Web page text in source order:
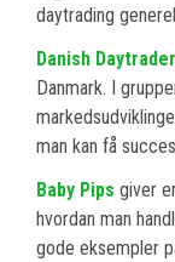
daytrading
Danish
Danmark. I
man kan få
Baby Pips giver
hvordan man
gode eksempler